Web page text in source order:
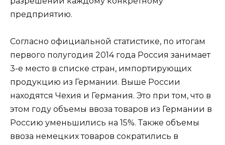
предприятию.
Согласно официальной статистике, по итогам
первого полугодия 2014 года Россия занимает
3-е место в списке стран, импортирующих
продукцию из Германии. Выше России
находятся Чехия и Германия. Это при том, что в
этом году объемы ввоза товаров из Германии в
Россию уменьшились на 15%. Также объемы
ввоза немецких товаров сократились в